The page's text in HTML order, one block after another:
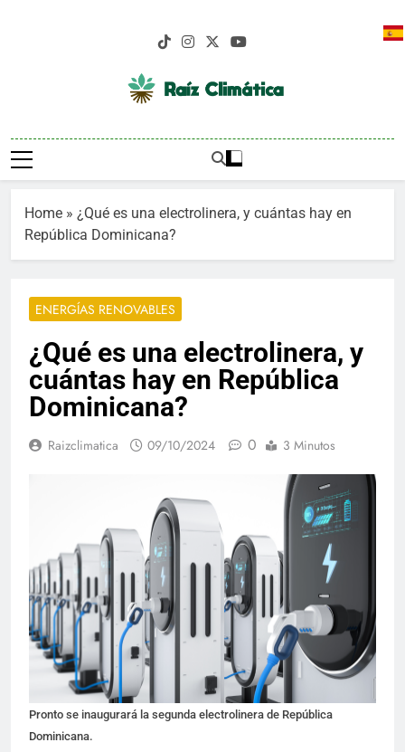
Raíz Climática
Informaciones Sobre Cambio Climático
En República Dominicana
Home » ¿Qué es una electrolinera, y cuántas hay en
República Dominicana?
ENERGÍAS RENOVABLES
¿Qué es una electrolinera, y
cuántas hay en República
Dominicana?
Raizclimatica 09/10/2024 0 3 Minutos
Pronto se inaugurará la segunda electrolinera de República
Dominicana.